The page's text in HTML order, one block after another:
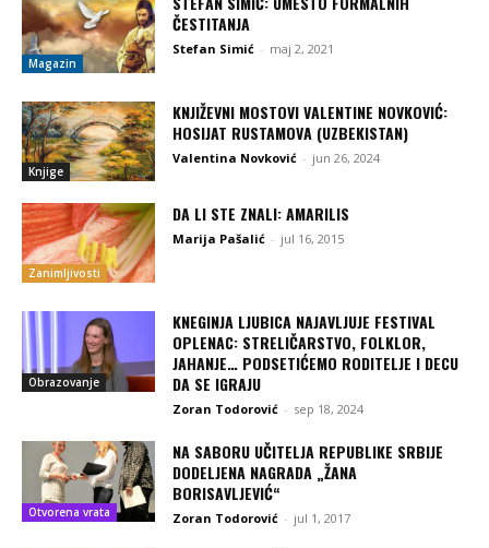
Magazin
ČESTITANJA
Stefan Simić - maj 2, 2021
Knjige
KNJIŽEVNI MOSTOVI VALENTINE NOVKOVIĆ:
HOSIJAT RUSTAMOVA (UZBEKISTAN)
Valentina Novković - jun 26, 2024
Zanimljivosti
DA LI STE ZNALI: AMARILIS
Marija Pašalić - jul 16, 2015
Obrazovanje
KNEGINJA LJUBICA NAJAVLJUJE FESTIVAL
OPLENAC: STRELIČARSTVO, FOLKLOR,
JAHANJE… PODSETIĆEMO RODITELJE I DECU
DA SE IGRAJU
Zoran Todorović - sep 18, 2024
Otvorena vrata
NA SABORU UČITELJA REPUBLIKE SRBIJE
DODELJENA NAGRADA „ŽANA
BORISAVLJEVIĆ“
Zoran Todorović - jul 1, 2017